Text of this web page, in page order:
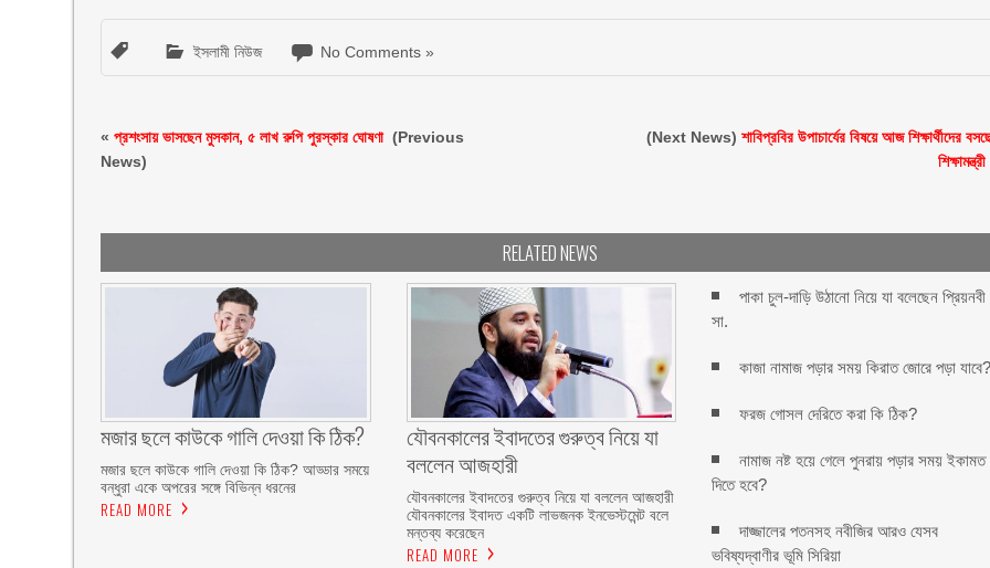
ইসলামী নিউজ No Comments »
«প্রশংসায় ভাসছেন মুসকান, ৫ লাখ রুপি পুরস্কার ঘোষণা (Previous
News)
(Next News)শাবিপ্রবির উপাচার্যের বিষয়ে আজ শিক্ষার্থীদের
শিক্ষামন্ত্রী
RELATED NEWS
মজার ছলে কাউকে গালি দেওয়া কি ঠিক?
মজার ছলে কাউকে গালি দেওয়া কি ঠিক? আড্ডার সময়ে
বন্ধুরা একে অপরের সঙ্গে বিভিন্ন ধরনের
READ MORE
যৌবনকালের ইবাদতের গুরুত্ব নিয়ে যা
বললেন আজহারী
যৌবনকালের ইবাদতের গুরুত্ব নিয়ে যা বললেন আজহারী
যৌবনকালের ইবাদত একটি লাভজনক ইনভেস্টমেন্ট বলে
মন্তব্য করেছেন
READ MORE
পাকা চুল-দাড়ি উঠানো নিয়ে যা বলেছেন প্রিয়নবী
সা.
কাজা নামাজ পড়ার সময় কিরাত জোরে পড়া
ফরজ গোসল দেরিতে করা কি ঠিক?
নামাজ নষ্ট হয়ে গেলে পুনরায় পড়ার সময় ইকামত
দিতে হবে?
দাজ্জালের পতনসহ নবীজির আরও যেসব
ভবিষ্যদ্বাণীর ভূমি সিরিয়া